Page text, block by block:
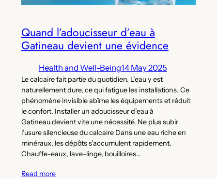
Quand l’adoucisseur d’eau à
Gatineau devient une évidence
Health and Well-Being14 May 2025
Le calcaire fait partie du quotidien. L’eau y est
naturellement dure, ce qui fatigue les installations. Ce
phénomène invisible abîme les équipements et réduit
le confort. Installer un adoucisseur d’eau à
Gatineau devient vite une nécessité. Ne plus subir
l’usure silencieuse du calcaire Dans une eau riche en
minéraux, les dépôts s’accumulent rapidement.
Chauffe-eaux, lave-linge, bouilloires…
Read more